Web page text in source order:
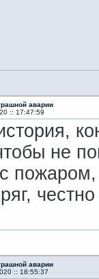
аварии
:: 17:47:59
не
пожаром,
аварии
:: 18:55:37